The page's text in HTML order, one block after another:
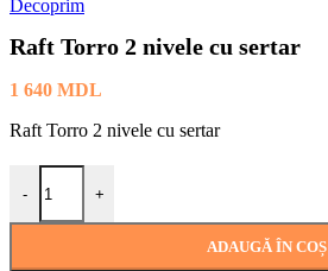
Raft Torro 2 nivele cu sertar
1 640 MDL
Raft Torro 2 nivele cu sertar
-
Cantitate Raft Torro 2 nivele cu sertar
+
ADAUGĂ ÎN COȘ